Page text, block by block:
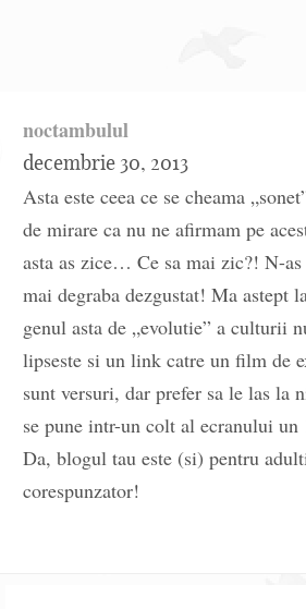
noctambulul
decembrie 30, 2013
Asta este ceea ce se cheama
de mirare ca nu ne afirmam pe
asta as zice… Ce sa mai zic?! N-
mai degraba dezgustat! Ma astept
genul asta de „evolutie” a culturii
lipseste si un link catre un film de
sunt versuri, dar prefer sa le las
se pune intr-un colt al ecranului
Da, blogul tau este (si) pentru
corespunzator!